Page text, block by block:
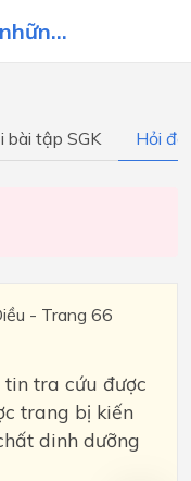
bài tập SGK Hỏi
- Trang 66
tra cứu được
trang bị kiến
dinh dưỡng